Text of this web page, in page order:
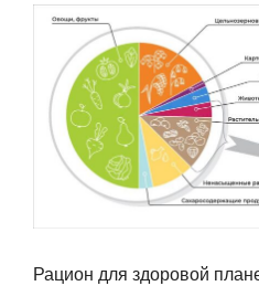
Рацион для здоровой